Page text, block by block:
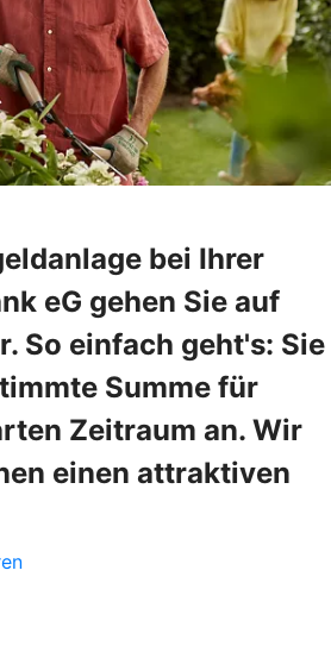
bei Ihrer
eG gehen Sie auf
So einfach geht's: Sie
Summe für
Zeitraum an. Wir
einen attraktiven